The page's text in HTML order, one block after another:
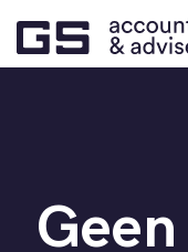
Geen